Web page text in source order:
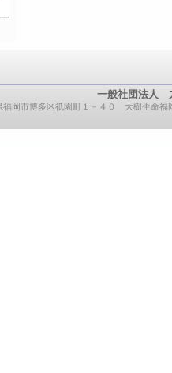
一般社団法人
岡市博多区祇園町１－４０ 大樹生命